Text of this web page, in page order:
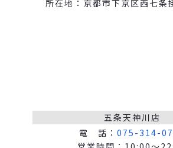
所在地：京都市下京区西七条
五条天神川店
電 話： 075-314-